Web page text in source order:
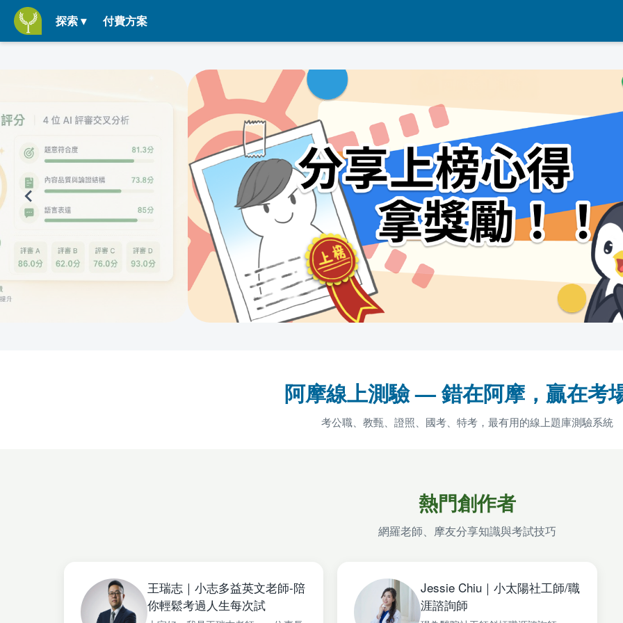
探索 ▾ 付費方案
阿摩線上測驗 — 錯在阿摩，贏在考
考公職、教甄、證照、國考、特考，最有用的線上題庫測驗系統
熱門創作者
網羅老師、摩友分享知識與考試技巧
王瑞志｜小志多益英文老師-陪
你輕鬆考過人生每次試
Jessie Chiu｜小太陽社工師/職
涯諮詢師